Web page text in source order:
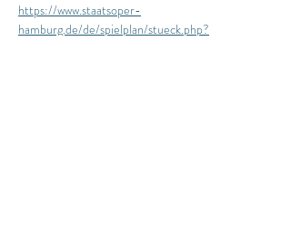
https://www.staatsoper-
hamburg.de/de/spielplan/stueck.php?